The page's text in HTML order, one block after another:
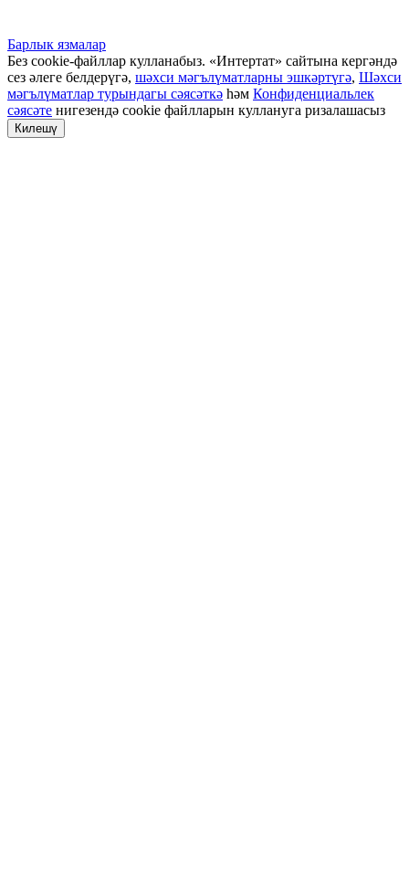
Барлык язмалар
Без cookie-файллар кулланабыз. «Интертат» сайтына кергәндә
сез әлеге белдерүгә, шәхси мәгълүматларны эшкәртүгә, Шәхси
мәгълүматлар турындагы сәясәткә һәм Конфиденциальлек
сәясәте нигезендә cookie файлларын куллануга ризалашасыз
Килешү